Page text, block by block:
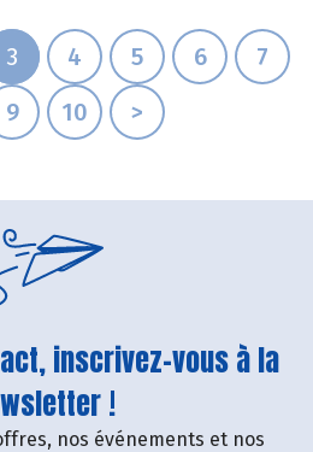
3 4 5 6
7
9 10 >
inscrivez-vous à la
!
nos événements et nos